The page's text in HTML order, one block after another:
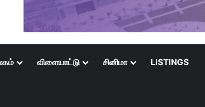
விளையாட்டு சினிமா LISTINGS